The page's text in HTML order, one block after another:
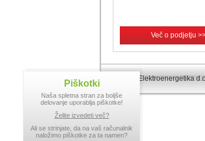
Več o podjetju
© 2013 Elektroenergetika
Piškotki
Naša spletna stran za boljše
delovanje uporablja piškotke!
Želite izvedeti več?
Ali se strinjate, da na vaš računalnik
naložimo piškotke za ta namen?